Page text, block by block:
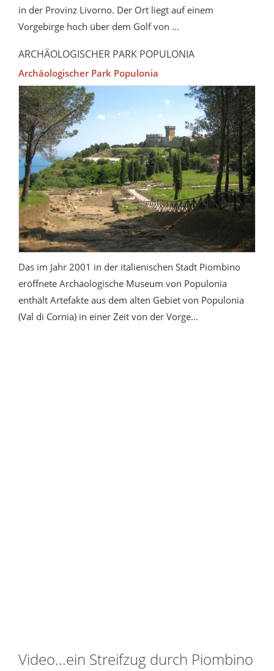
in der Provinz Livorno. Der Ort liegt auf einem
Vorgebirge hoch über dem Golf von ...
ARCHÄOLOGISCHER PARK POPULONIA
Archäologischer Park Populonia
Das im Jahr 2001 in der italienischen Stadt Piombino
eröffnete Archäologische Museum von Populonia
enthält Artefakte aus dem alten Gebiet von Populonia
(Val di Cornia) in einer Zeit von der Vorge...
Video...ein Streifzug durch Piombino